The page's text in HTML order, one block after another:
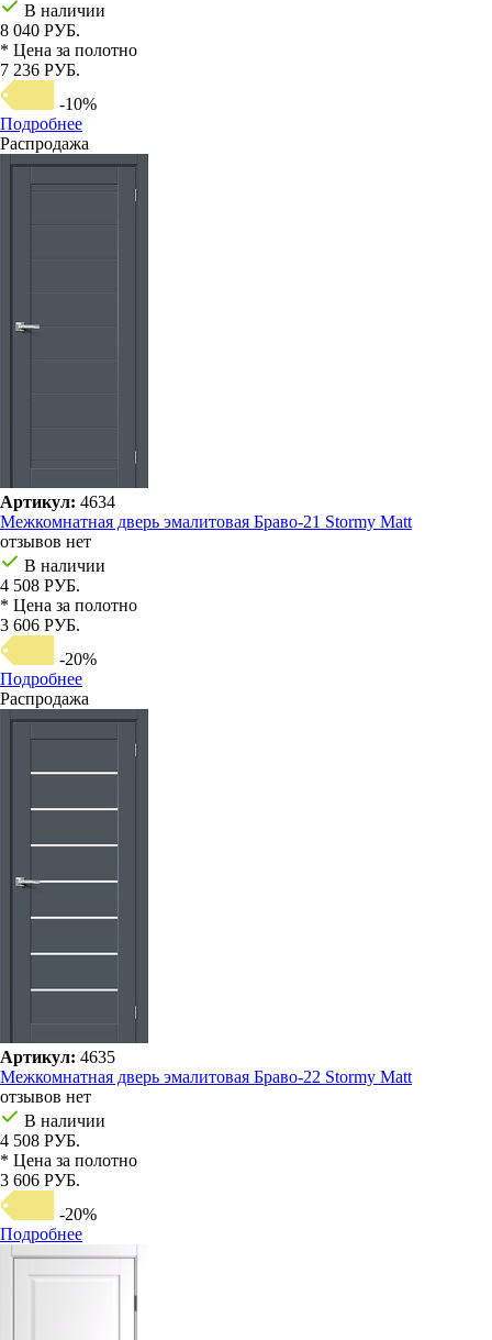
В наличии
8 040 РУБ.
* Цена за полотно
7 236 РУБ.
-10%
Подробнее
Распродажа
Артикул: 4634
Межкомнатная дверь эмалитовая Браво-21 Stormy Matt
отзывов нет
В наличии
4 508 РУБ.
* Цена за полотно
3 606 РУБ.
-20%
Подробнее
Распродажа
Артикул: 4635
Межкомнатная дверь эмалитовая Браво-22 Stormy Matt
отзывов нет
В наличии
4 508 РУБ.
* Цена за полотно
3 606 РУБ.
-20%
Подробнее